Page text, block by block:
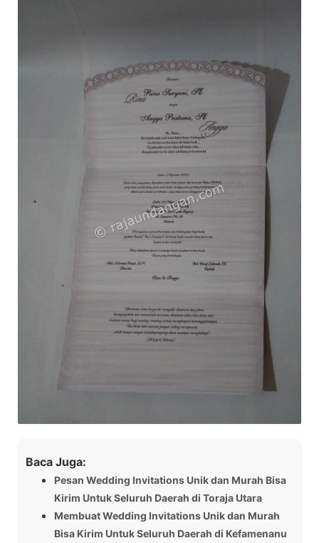
Baca Juga:
Pesan Wedding Invitations Unik dan Murah Bisa
Kirim Untuk Seluruh Daerah di Toraja Utara
Membuat Wedding Invitations Unik dan Murah
Bisa Kirim Untuk Seluruh Daerah di Kefamenanu